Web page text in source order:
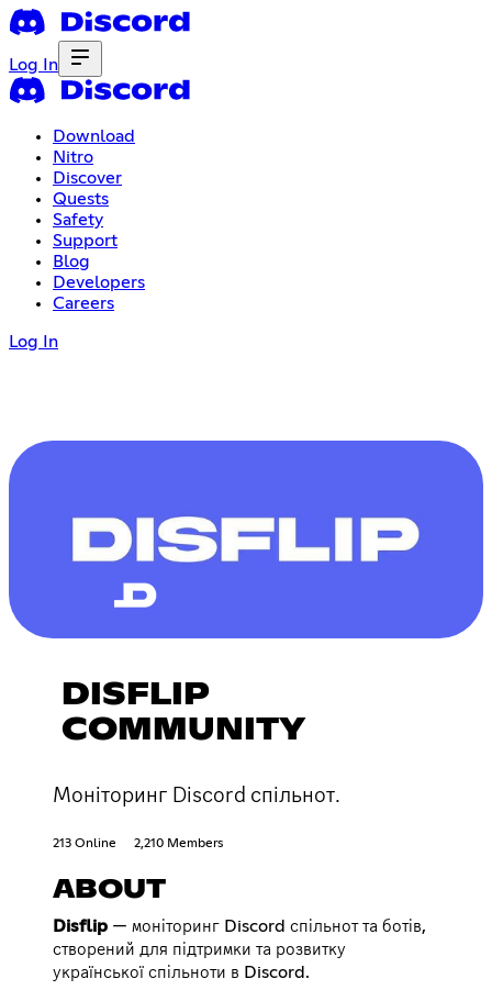
Log In
Download
Nitro
Discover
Quests
Safety
Support
Blog
Developers
Careers
Log In
DISFLIP
COMMUNITY
Моніторинг Discord спільнот.
213 Online 2,210 Members
ABOUT
Disflip — моніторинг Discord спільнот та ботів,
створений для підтримки та розвитку
української спільноти в Discord.